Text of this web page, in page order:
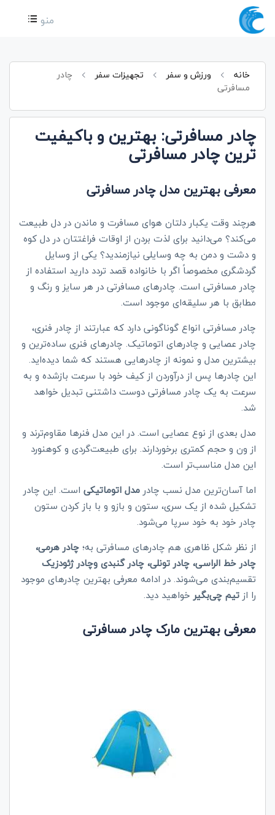
منو
خانه ورزش و سفر تجهیزات سفر
چادر
مسافرتی
چادر مسافرتی: بهترین و باکیفیت
ترین چادر مسافرتی
معرفی بهترین مدل چادر مسافرتی
هرچند وقت یکبار دلتان هوای مسافرت و ماندن در دل طبیعت
می‌کند؟ می‌دانید برای لذت بردن از اوقات فراغتتان در دل کوه
و دشت و دمن به چه وسایلی نیازمندید؟ یکی از وسایل
گردشگری مخصوصاً اگر با خانواده قصد تردد دارید استفاده از
چادر مسافرتی است. چادرهای مسافرتی در هر سایز و رنگ و
مطابق با هر سلیقه‌ای موجود است.
چادر مسافرتی انواع گوناگونی دارد که عبارتند از چادر فنری،
چادر عصایی و چادرهای اتوماتیک. چادرهای فنری ساده‌ترین و
بیشترین مدل و نمونه از چادرهایی هستند که شما دیده‌اید.
این چادرها پس از درآوردن از کیف خود با سرعت بازشده و به
سرعت به یک چادر مسافرتی دوست داشتنی تبدیل خواهد
شد.
مدل بعدی از نوع عصایی است. در این مدل فنرها مقاوم‌ترند و
از ون و حجم کمتری برخوردارند. برای طبیعت‌گردی و کوهنورد
این مدل مناسب‌تر است.
اما آسان‌ترین مدل نسب چادر مدل اتوماتیکی است. این چادر
تشکیل شده از یک سری، ستون و بازو و با باز کردن ستون
چادر خود به خود سرپا می‌شود.
از نظر شکل ظاهری هم چادرهای مسافرتی به؛چادر هرمی،
چادر خط الراسی، چادر تونلی، چادر گنبدی وچادر ژئودزیک
تقسیم‌بندی می‌شوند. در ادامه معرفی بهترین چادرهای موجود
را از تیم چی‌بگیر خواهید دید.
معرفی بهترین مارک چادر مسافرتی